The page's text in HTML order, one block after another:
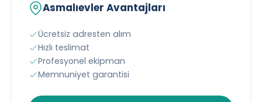
Asmalıevler Avantajları
Ücretsiz adresten alım
Hızlı teslimat
Profesyonel ekipman
Memnuniyet garantisi